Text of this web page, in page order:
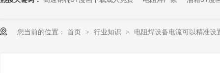
您当前的位置： 首页 > 行业知识 > 电阻焊设备电流可以精准设